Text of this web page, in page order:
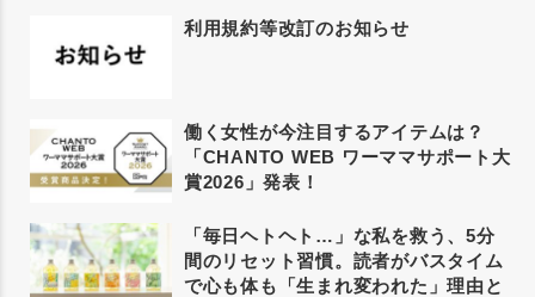
利用規約等改訂のお知らせ
働く女性が今注目するアイテムは？
「CHANTO WEB ワーママサポート大
賞2026」発表！
「毎日ヘトヘト…」な私を救う、5分
間のリセット習慣。読者がバスタイム
で心も体も「生まれ変われた」理由と